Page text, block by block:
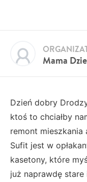
Mama
Dzień dobry
ktoś to chciałby
remont mieszkania
Sufit jest w
kasetony, które
już naprawdę